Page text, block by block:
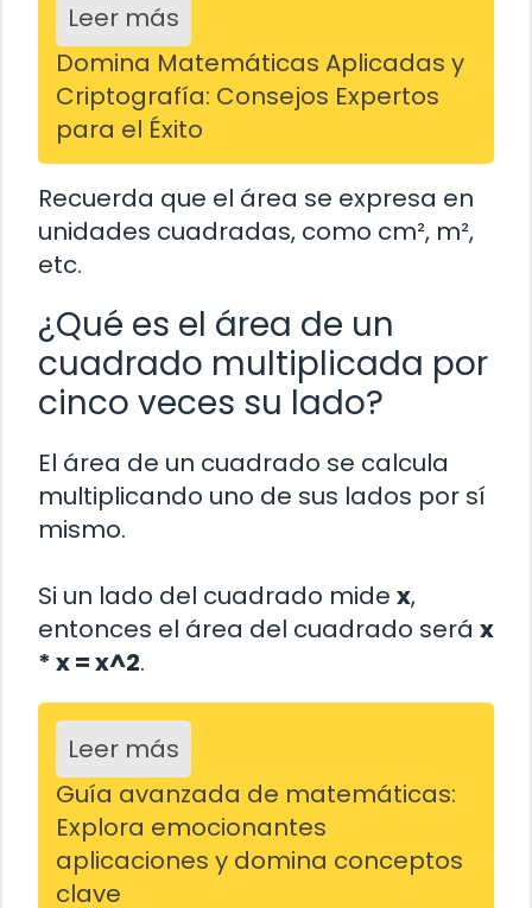
Leer más
Domina Matemáticas Aplicadas y
Criptografía: Consejos Expertos
para el Éxito
Recuerda que el área se expresa en
unidades cuadradas, como cm², m²,
etc.
¿Qué es el área de un
cuadrado multiplicada por
cinco veces su lado?
El área de un cuadrado se calcula
multiplicando uno de sus lados por sí
mismo.
Si un lado del cuadrado mide x,
entonces el área del cuadrado será x
* x = x^2.
Leer más
Guía avanzada de matemáticas:
Explora emocionantes
aplicaciones y domina conceptos
clave